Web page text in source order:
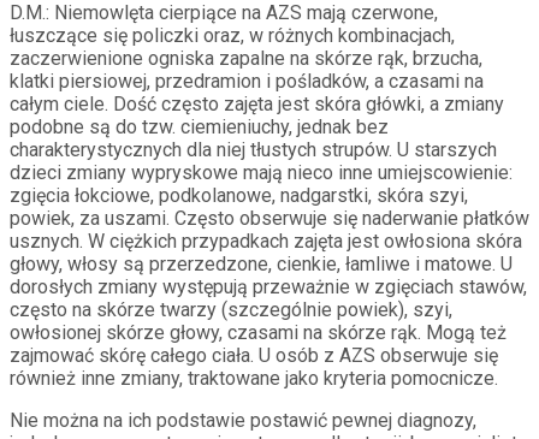
D.M.: Niemowlęta cierpiące na AZS mają czerwone,
łuszczące się policzki oraz, w różnych kombinacjach,
zaczerwienione ogniska zapalne na skórze rąk, brzucha,
klatki piersiowej, przedramion i pośladków, a czasami na
całym ciele. Dość często zajęta jest skóra główki, a zmiany
podobne są do tzw. ciemieniuchy, jednak bez
charakterystycznych dla niej tłustych strupów. U starszych
dzieci zmiany wypryskowe mają nieco inne umiejscowienie:
zgięcia łokciowe, podkolanowe, nadgarstki, skóra szyi,
powiek, za uszami. Często obserwuje się naderwanie płatków
usznych. W ciężkich przypadkach zajęta jest owłosiona skóra
głowy, włosy są przerzedzone, cienkie, łamliwe i matowe. U
dorosłych zmiany występują przeważnie w zgięciach stawów,
często na skórze twarzy (szczególnie powiek), szyi,
owłosionej skórze głowy, czasami na skórze rąk. Mogą też
zajmować skórę całego ciała. U osób z AZS obserwuje się
również inne zmiany, traktowane jako kryteria pomocnicze.
Nie można na ich podstawie postawić pewnej diagnozy,